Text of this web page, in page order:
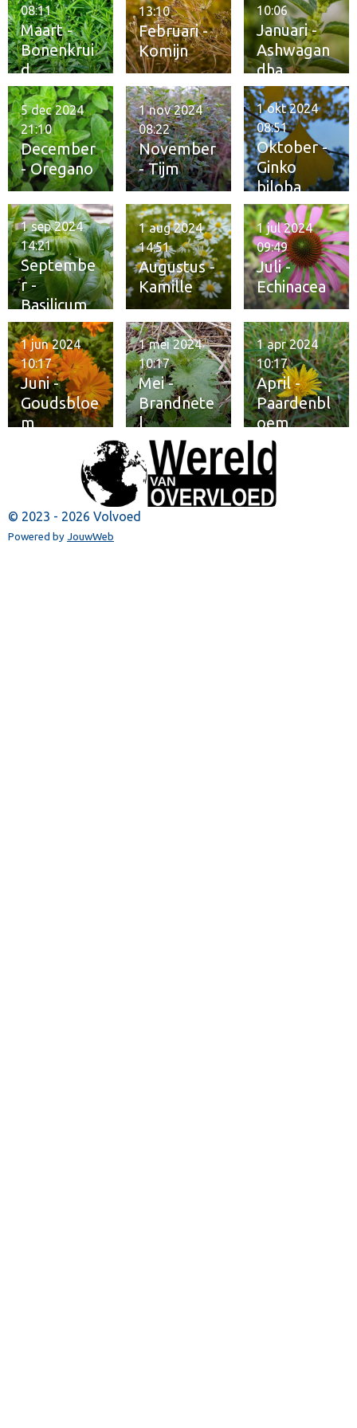
Maart -
Bonenkrui
d
08:11
Februari -
Komijn
13:10
Januari -
Ashwagan
dha
10:06
December
- Oregano
5 dec 2024
21:10
November
- Tijm
1 nov 2024
08:22
Oktober -
Ginko
biloba
1 okt 2024
08:51
Septembe
r -
Basilicum
1 sep 2024
14:21
Augustus -
Kamille
1 aug 2024
14:51
Juli -
Echinacea
1 jul 2024
09:49
Juni -
Goudsbloe
m
1 jun 2024
10:17
Mei -
Brandnete
l
1 mei 2024
10:17
April -
Paardenbl
oem
1 apr 2024
10:17
© 2023 - 2026 Volvoed
Powered by JouwWeb